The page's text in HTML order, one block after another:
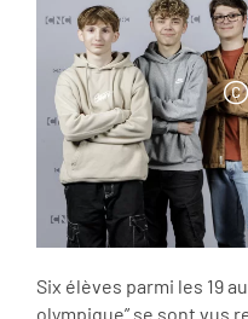
©
Six élèves parmi les 19
olympique” se sont vus